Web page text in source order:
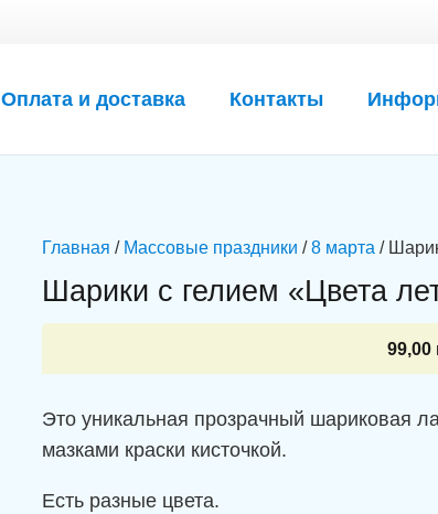
Оплата и доставка Контакты
Главная / Массовые праздники /8 марта /
Шарики с гелием «Цвета
99,00
Это уникальная прозрачный шариковая
мазками краски кисточкой.
Есть разные цвета.